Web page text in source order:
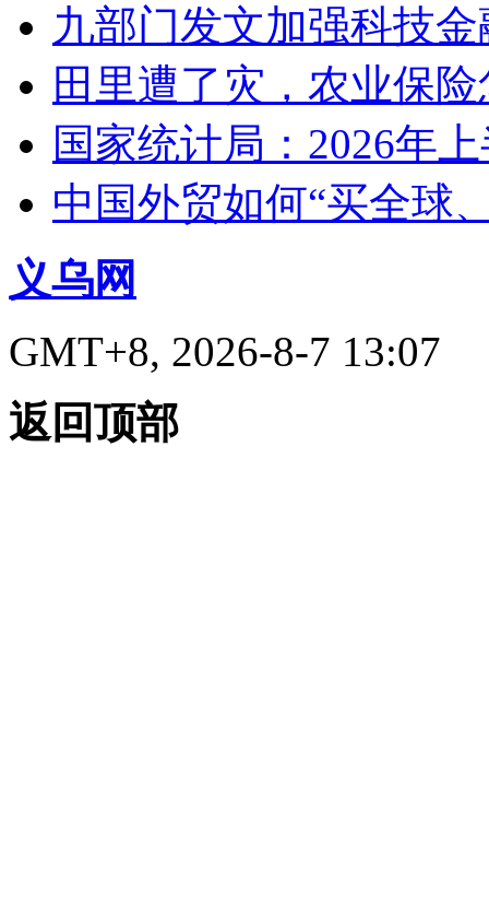
九部门发文加强科技
田里遭了灾，农业保
国家统计局：2026年
中国外贸如何“买全球
义乌网
GMT+8, 2026-8-7 13:07
返回顶部